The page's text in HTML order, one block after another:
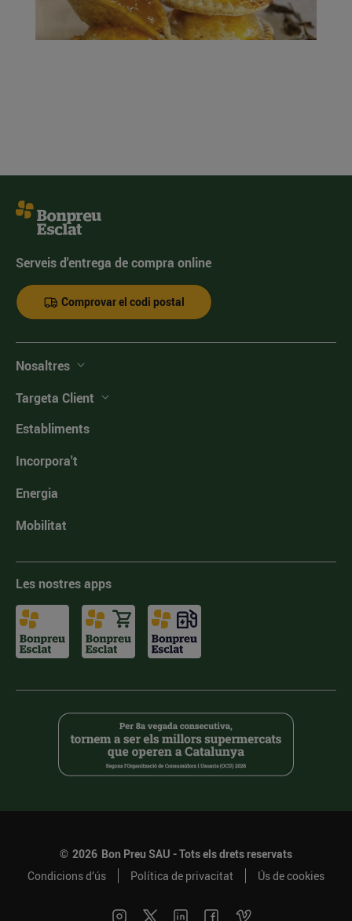
Serveis d'entrega de compra online
Comprovar el codi postal
Nosaltres
Targeta Client
Establiments
Incorpora't
Energia
Mobilitat
Les nostres apps
© 2026 Bon Preu SAU - Tots els drets reservats
Condicions d’ús
Política de privacitat Ús de cookies